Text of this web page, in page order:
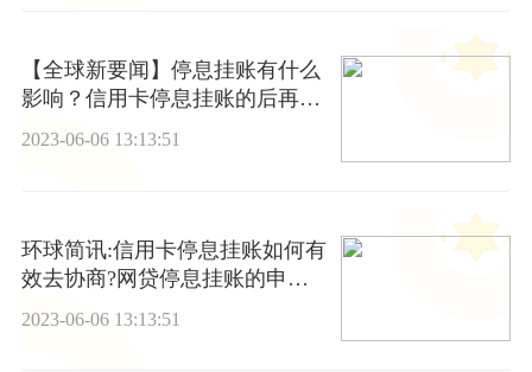
【全球新要闻】停息挂账有什么
影响？信用卡停息挂账的后再次
违约怎么办？
2023-06-06 13:13:51
环球简讯:信用卡停息挂账如何有
效去协商?网贷停息挂账的申请
2023-06-06 13:13:51